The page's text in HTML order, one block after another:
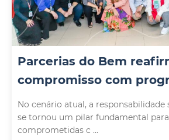
Parcerias do Bem
compromisso com
No cenário atual, a
se tornou um pilar fundamental
comprometidas c ...